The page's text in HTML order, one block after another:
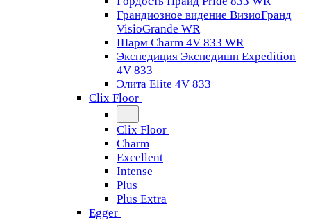
Грандиозное видение ВизиоГранд
VisioGrande WR
Шарм Charm 4V 833 WR
Экспедиция Экспедишн Expedition
4V 833
Элита Elite 4V 833
Clix Floor
Clix Floor
Charm
Excellent
Intense
Plus
Plus Extra
Egger